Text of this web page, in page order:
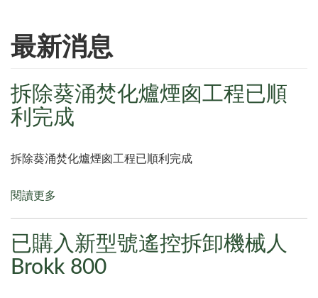
最新消息
拆除葵涌焚化爐煙囪工程已順
利完成
拆除葵涌焚化爐煙囪工程已順利完成
閱讀更多
除
葵
涌
已購入新型號遙控拆卸機械人
Brokk 800